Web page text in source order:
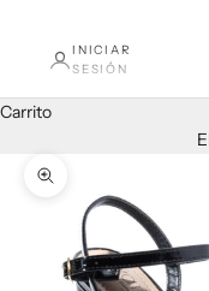
INICIAR
SESIÓN
Carrito
Zoom